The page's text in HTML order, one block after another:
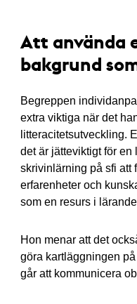
Att använda
bakgrund
Begreppen
extra viktiga när det
litteracitetsutveckling.
det är jätteviktigt för en
skrivinlärning på sfi att
erfarenheter och
som en resurs i
Hon menar att det
göra kartläggningen
går att kommunicera